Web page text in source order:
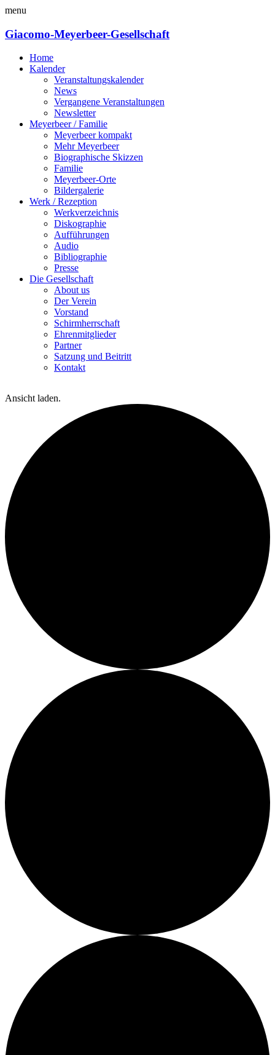
menu
Giacomo-Meyerbeer-Gesellschaft
Home
Kalender
Veranstaltungskalender
News
Vergangene Veranstaltungen
Newsletter
Meyerbeer / Familie
Meyerbeer kompakt
Mehr Meyerbeer
Biographische Skizzen
Familie
Meyerbeer-Orte
Bildergalerie
Werk / Rezeption
Werkverzeichnis
Diskographie
Aufführungen
Audio
Bibliographie
Presse
Die Gesellschaft
About us
Der Verein
Vorstand
Schirmherrschaft
Ehrenmitglieder
Partner
Satzung und Beitritt
Kontakt
Ansicht laden.